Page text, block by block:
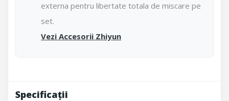
externa pentru libertate totala de miscare pe
set.
Vezi Accesorii Zhiyun
Specificații